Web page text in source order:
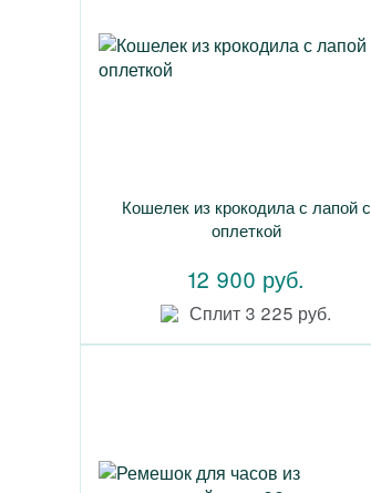
Кошелек из крокодила с лапой с
оплеткой
12 900 руб.
Сплит 3 225 руб.